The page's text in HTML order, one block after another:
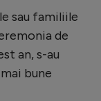
sau familiile
de
an, s-au
bune